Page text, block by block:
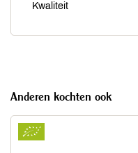
Kwaliteit
Anderen kochten ook